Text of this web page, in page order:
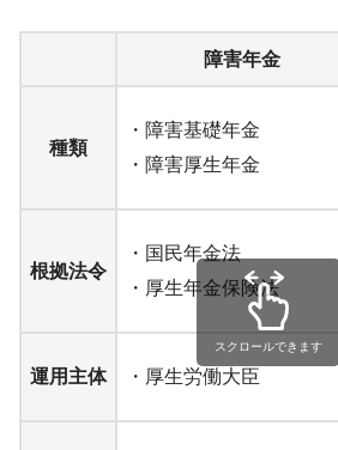
障害年金
種類
・障害基礎年金
・障害厚生年金
根拠法令
・国民年金法
・厚生年金保険法
運用主体 ・厚生労働大臣
スクロールできます